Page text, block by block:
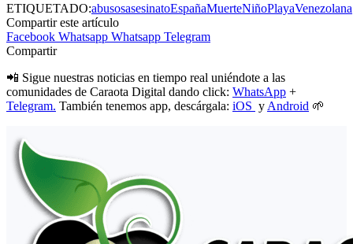
ETIQUETADO:abusosasesinatoEspañaMuerteNiñoPlayaVenezolana
Compartir este artículo
Facebook Whatsapp Whatsapp Telegram
Compartir
📲 Sigue nuestras noticias en tiempo real uniéndote a las
comunidades de Caraota Digital dando click: WhatsApp +
Telegram. También tenemos app, descárgala: iOS y Android 🌱